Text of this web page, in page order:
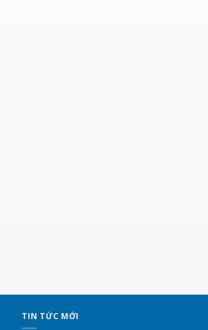
TIN TỨC MỚI